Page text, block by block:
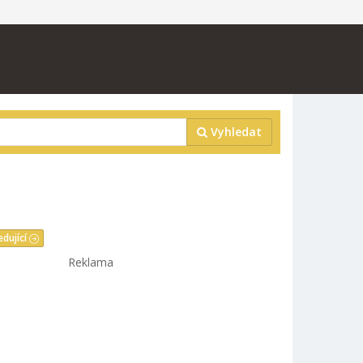
Vyhledat
Reklama